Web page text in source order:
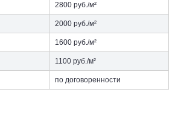
2800 руб./м²
2000 руб./м²
1600 руб./м²
1100 руб./м²
по договоренности